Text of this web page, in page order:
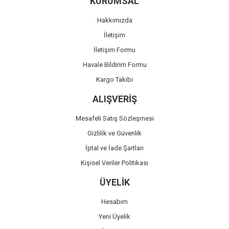
Ürün bilgilerinde hatalar bulunuyor.
Ürün fiyatı diğer sitelerden daha pahalı.
Bu ürüne benzer farklı alternatifler olmalı.
Gönder
Hakkımızda
İletişim
İletişim Formu
Havale Bildirim Formu
Kargo Takibi
ALIŞVERİŞ
Mesafeli Satış Sözleşmesi
Gizlilik ve Güvenlik
İptal ve İade Şartları
Kişisel Veriler Politikası
ÜYELİK
Hesabım
Yeni Üyelik